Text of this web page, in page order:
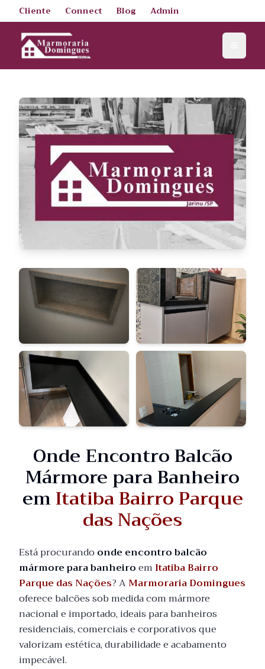
Cliente Connect Blog Admin
Onde Encontro Balcão
Mármore para Banheiro
emItatiba Bairro Parque
das Nações
Está procurando onde encontro balcão
mármore para banheiroem Itatiba Bairro
Parque das Nações? AMarmoraria Domingues
oferece balcões sob medida com mármore
nacional e importado, ideais para banheiros
residenciais, comerciais e corporativos que
valorizam estética, durabilidade e acabamento
impecável.